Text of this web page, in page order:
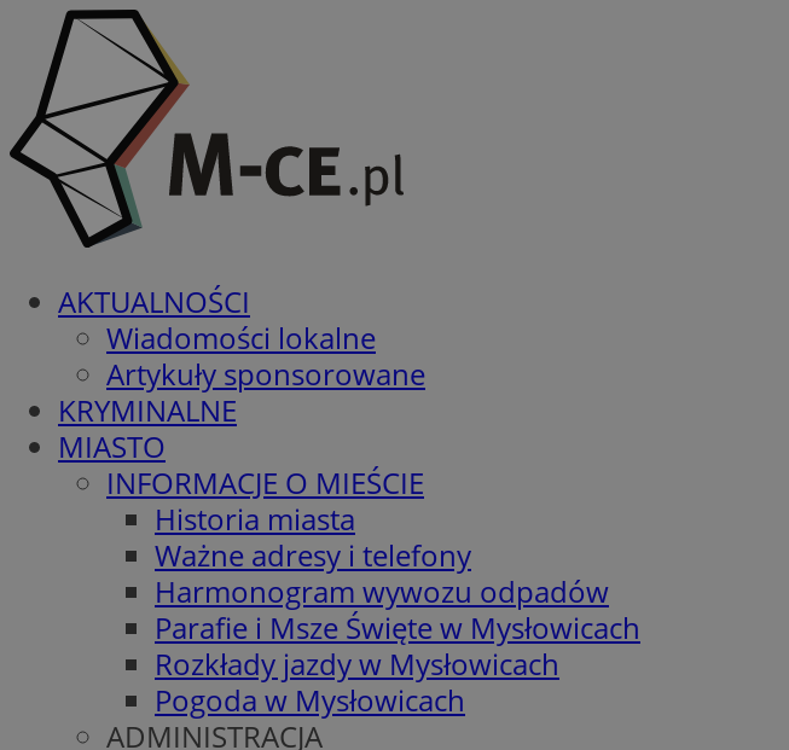
AKTUALNOŚCI
Wiadomości lokalne
Artykuły sponsorowane
KRYMINALNE
MIASTO
INFORMACJE O MIEŚCIE
Historia miasta
Ważne adresy i telefony
Harmonogram wywozu odpadów
Parafie i Msze Święte w Mysłowicach
Rozkłady jazdy w Mysłowicach
Pogoda w Mysłowicach
ADMINISTRACJA